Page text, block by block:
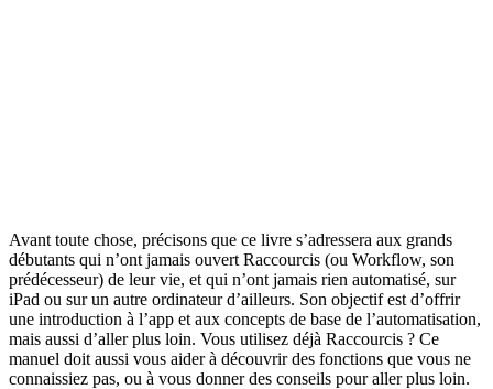
Avant toute chose, précisons que ce livre s’adressera aux grands
débutants qui n’ont jamais ouvert Raccourcis (ou Workflow, son
prédécesseur) de leur vie, et qui n’ont jamais rien automatisé, sur
iPad ou sur un autre ordinateur d’ailleurs. Son objectif est d’offrir
une introduction à l’app et aux concepts de base de l’automatisation,
mais aussi d’aller plus loin. Vous utilisez déjà Raccourcis ? Ce
manuel doit aussi vous aider à découvrir des fonctions que vous ne
connaissiez pas, ou à vous donner des conseils pour aller plus loin.